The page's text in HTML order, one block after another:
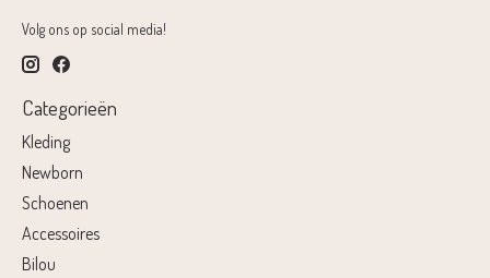
Volg ons op social media!
Categorieën
Kleding
Newborn
Schoenen
Accessoires
Bilou